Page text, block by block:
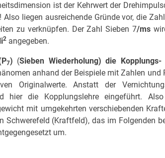
ist der Kehrwert der
liegen ausreichende Gründe vor, die
zu verknüpfen. Der Zahl Sieben 7/ms
2 angegeben.
7) (Sieben Wiederholung) die Kopplungs-
anhand der Beispiele mit Zahlen und
Originalwerte. Anstatt der
hier die Kopplungslehre eingeführt.
mit um­ge­kehrten verschiebenden
Schwe­re­feld (Kraftfeld), das im Folgenden
um.